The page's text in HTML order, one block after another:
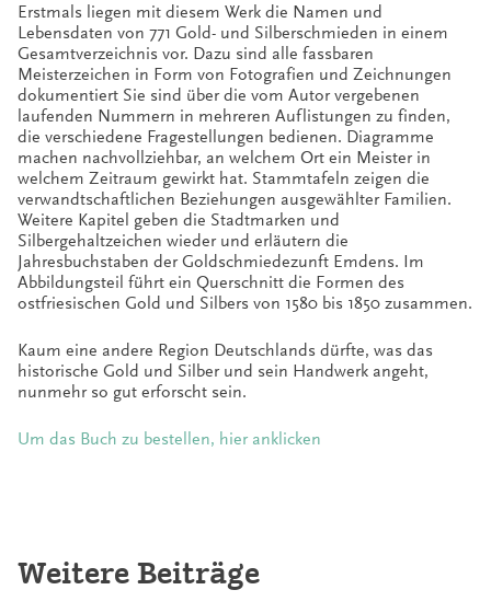
Erstmals liegen mit diesem Werk die Namen und
Lebensdaten von 771 Gold- und Silberschmieden in einem
Gesamtverzeichnis vor. Dazu sind alle fassbaren
Meisterzeichen in Form von Fotografien und Zeichnungen
dokumentiert Sie sind über die vom Autor vergebenen
laufenden Nummern in mehreren Auflistungen zu finden,
die verschiedene Fragestellungen bedienen. Diagramme
machen nachvollziehbar, an welchem Ort ein Meister in
welchem Zeitraum gewirkt hat. Stammtafeln zeigen die
verwandtschaftlichen Beziehungen ausgewählter Familien.
Weitere Kapitel geben die Stadtmarken und
Silbergehaltzeichen wieder und erläutern die
Jahresbuchstaben der Goldschmiedezunft Emdens. Im
Abbildungsteil führt ein Querschnitt die Formen des
ostfriesischen Gold und Silbers von 1580 bis 1850 zusammen.
Kaum eine andere Region Deutschlands dürfte, was das
historische Gold und Silber und sein Handwerk angeht,
nunmehr so gut erforscht sein.
Um das Buch zu bestellen, hier anklicken
Weitere Beiträge